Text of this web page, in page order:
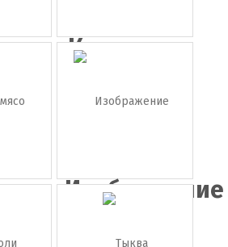
Корзина с
фруктам...
Изображение
сыра ...